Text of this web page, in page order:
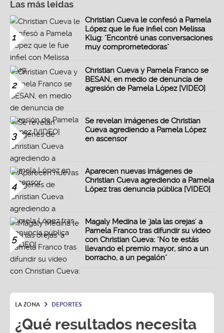
Las más leidas
1
Christian Cueva le confesó a Pamela
López que le fue infiel con Melissa
Klug: "Encontré unas conversaciones
muy comprometedoras"
2
Christian Cueva y Pamela Franco se
BESAN, en medio de denuncia de
agresión de Pamela López [VIDEO]
3
Se revelan imágenes de Christian
Cueva agrediendo a Pamela López
en ascensor
4
Aparecen nuevas imágenes de
Christian Cueva agrediendo a Pamela
López tras denuncia pública [VIDEO]
5
Magaly Medina le 'jala las orejas' a
Pamela Franco tras difundir su video
con Christian Cueva: "No te estás
llevando el premio mayor, sino a un
borracho, a un pegalón"
LA ZONA DEPORTES
¿Qué resultados necesita